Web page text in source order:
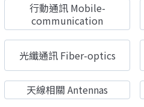
行動通訊 Mobile-
communication
光纖通訊 Fiber-optics
天線相關 Antennas